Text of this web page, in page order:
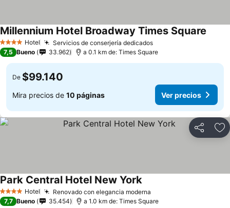
4 EstrellasHotel Servicios de conserjería dedicados
Millennium Hotel Broadway Times Square
7,5 Bueno 33.962 a 0.1 km de: Times Square
De $99.140
Mira precios de 10 páginas Ver precios
Compartir
4 EstrellasHotel Renovado con elegancia moderna
Park Central Hotel New York
7,7 Bueno 35.454 a 1.0 km de: Times Square